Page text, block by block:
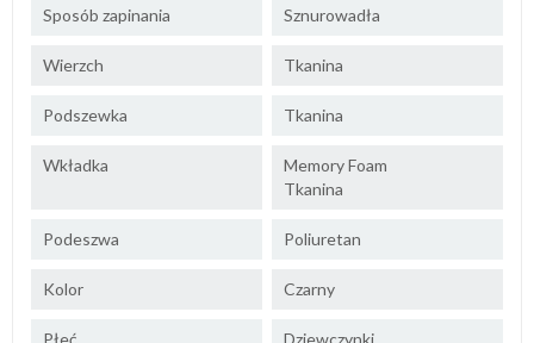
Sposób zapinania Sznurowadła
Wierzch Tkanina
Podszewka Tkanina
Wkładka
Memory Foam
Tkanina
Podeszwa Poliuretan
Kolor Czarny
Płeć Dziewczynki